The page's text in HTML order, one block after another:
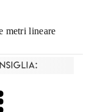
metri lineare